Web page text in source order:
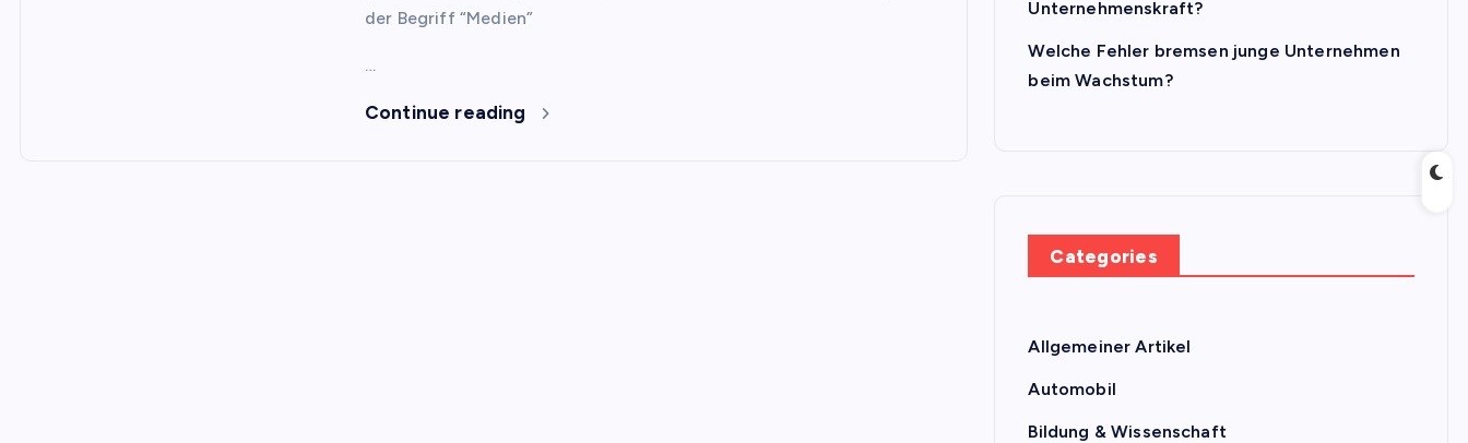
der Begriff “Medien”
…
Continue reading
Unternehmenskraft?
Welche Fehler bremsen junge Unternehmen
beim Wachstum?
Categories
Allgemeiner Artikel
Automobil
Bildung & Wissenschaft